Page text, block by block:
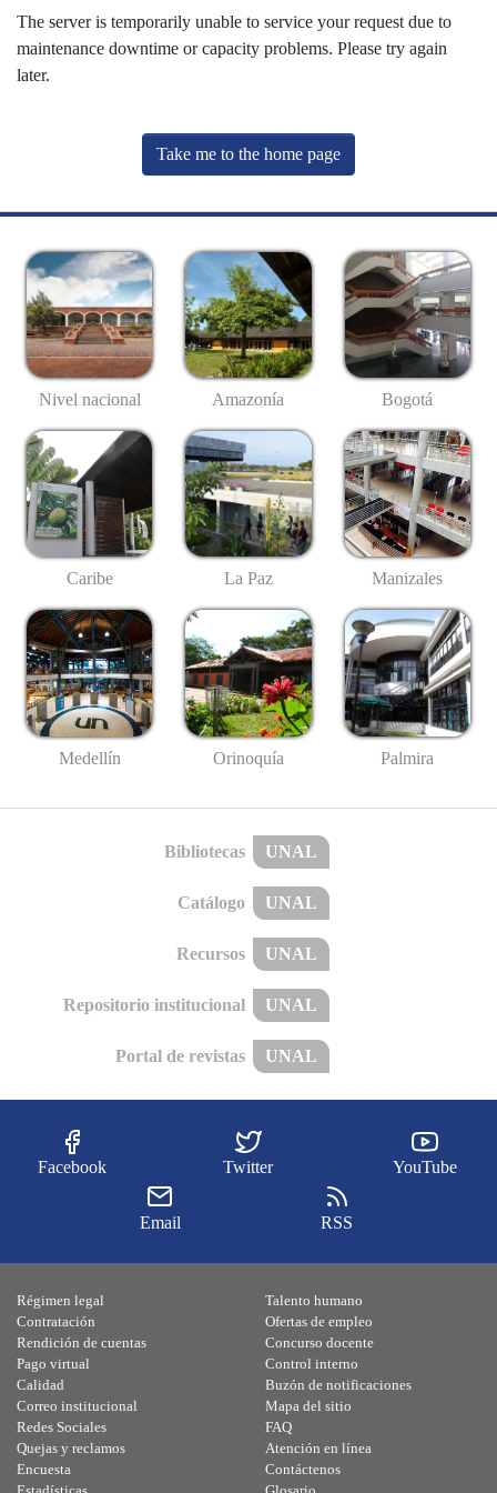
The server is temporarily unable to service your request due to
maintenance downtime or capacity problems. Please try again
later.
Take me to the home page
Nivel nacional Amazonía Bogotá
Caribe La Paz Manizales
Medellín Orinoquía Palmira
Bibliotecas UNAL
Catálogo UNAL
Recursos UNAL
Repositorio institucional UNAL
Portal de revistas UNAL
Facebook Twitter YouTube
Email RSS
Régimen legal
Contratación
Rendición de cuentas
Pago virtual
Calidad
Talento humano
Ofertas de empleo
Concurso docente
Control interno
Buzón de notificaciones
Correo institucional
Redes Sociales
Quejas y reclamos
Encuesta
Mapa del sitio
FAQ
Atención en línea
Contáctenos